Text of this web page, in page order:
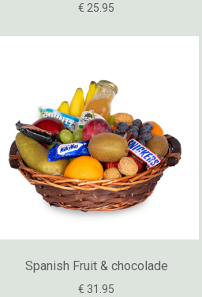
€ 25.95
Spanish Fruit & chocolade
€ 31.95